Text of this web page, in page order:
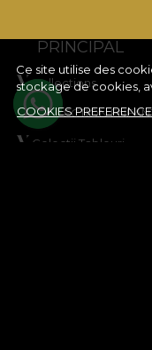
Ce site utilise des
stockage de cookies,
COOKIES
PRINCIPAL
Collections
COLLECTION
Colectii Tablouri